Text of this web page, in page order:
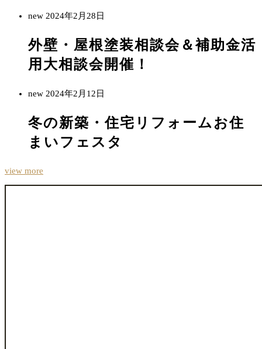
new 2024年2月28日
外壁・屋根塗装相談会＆補助金活
用大相談会開催！
new 2024年2月12日
冬の新築・住宅リフォームお住
まいフェスタ
view more